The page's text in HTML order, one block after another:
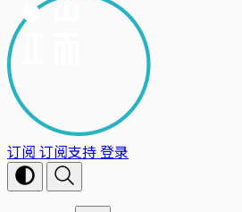
订阅 订阅支持登录